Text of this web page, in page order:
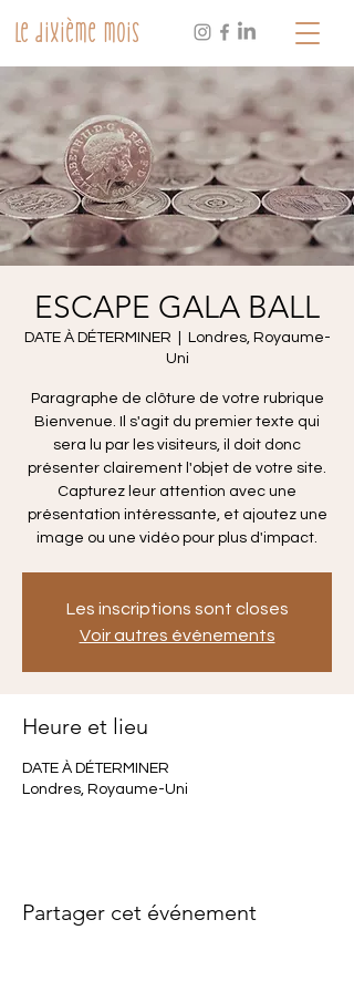
Le dixième mois
ESCAPE GALA BALL
DATE À DÉTERMINER
Londres, Royaume-
Uni
Paragraphe de clôture de votre rubrique
Bienvenue. Il s'agit du premier texte qui
sera lu par les visiteurs, il doit donc
présenter clairement l'objet de votre site.
Capturez leur attention avec une
présentation intéressante, et ajoutez une
image ou une vidéo pour plus d'impact.
Les inscriptions sont closes
Voir autres événements
Heure et lieu
DATE À DÉTERMINER
Londres, Royaume-Uni
Partager cet événement